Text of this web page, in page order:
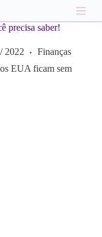
precisa saber!
2022
Finanças
EUA ficam sem